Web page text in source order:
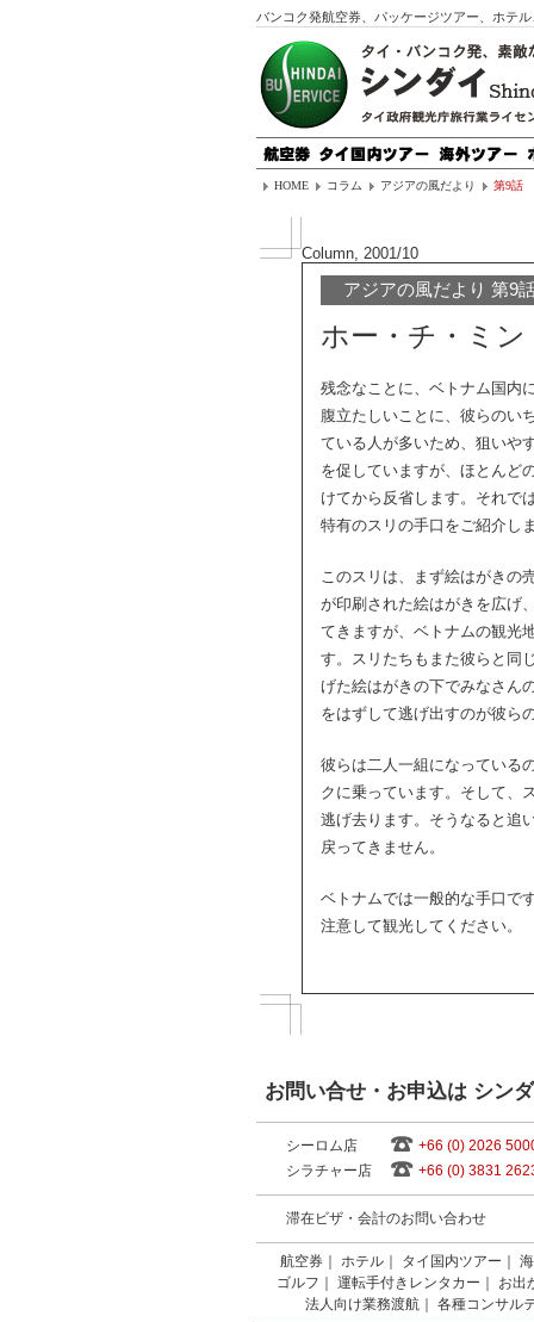
バンコク発航空券、パッケージツアー、ホテ
HOME コラム アジアの風だより 第9話
Column, 2001/10
アジアの風だより 第9
ホー・チ・ミ
残念なことに、ベトナム国内
腹立たしいことに、彼らのい
ている人が多いため、狙いや
を促していますが、ほとんど
けてから反省します。それで
特有のスリの手口をご紹介し
このスリは、まず絵はがきの
が印刷された絵はがきを広げ
てきますが、ベトナムの観光
す。スリたちもまた彼らと同
げた絵はがきの下でみなさん
をはずして逃げ出すのが彼ら
彼らは二人一組になっている
クに乗っています。そして、
逃げ去ります。そうなると追
戻ってきません。
ベトナムでは一般的な手口で
注意して観光してください。
お問い合せ・お申込は シン
シーロム店
+66 (0) 2026
シラチャー店
+66 (0) 3831
滞在ビザ・会計のお問い合わせ
航空券 ホテル タイ国内ツアー
ゴルフ
運転手付きレンタカー
お出
法人向け業務渡航
各種コンサル